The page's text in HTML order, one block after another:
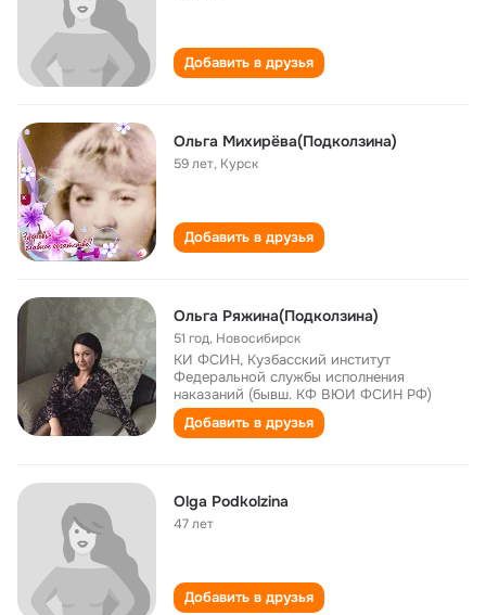
Добавить в друзья
Ольга Михирёва(Подколзина)
59 лет, Курск
Добавить в друзья
Ольга Ряжина(Подколзина)
51 год, Новосибирск
КИ ФСИН, Кузбасский институт
Федеральной службы исполнения
наказаний (бывш. КФ ВЮИ ФСИН РФ)
Добавить в друзья
Olga Podkolzina
47 лет
Добавить в друзья